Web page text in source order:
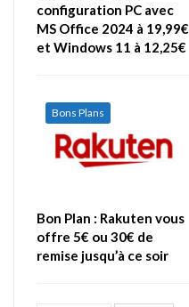
configuration PC avec
MS Office 2024 à 19,99€
et Windows 11 à 12,25€
Bons Plans
Bon Plan : Rakuten vous
offre 5€ ou 30€ de
remise jusqu’à ce soir